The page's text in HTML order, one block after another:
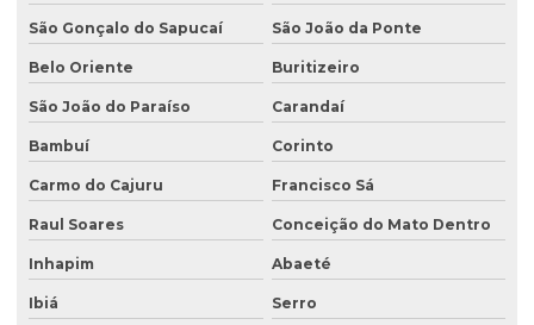
Licenciamento ambiental trifásico
Licenciamento ambiental em unidades de conservação
Licenciamento ambiental urbano
Monitoramento de efluentes
Monitoramento de efluentes líquidos
Passivo ambiental investigação detalhada
Perfuração de poço de monitoramento
São Gonçalo do Sapucaí São João da Ponte
Belo Oriente Buritizeiro
São João do Paraíso Carandaí
Bambuí Corinto
Carmo do Cajuru Francisco Sá
Raul Soares Conceição do Mato Dentro
Inhapim Abaeté
Ibiá Serro